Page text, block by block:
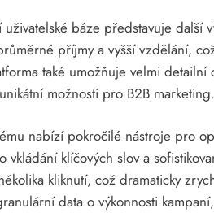
báze představuje další
příjmy a vyšší vzdělání,
také umožňuje velmi
možnosti pro B2B marketing.
nabízí pokročilé nástroje pro
vkládání klíčových slov a
kliknutí, což dramaticky
data o výkonnosti